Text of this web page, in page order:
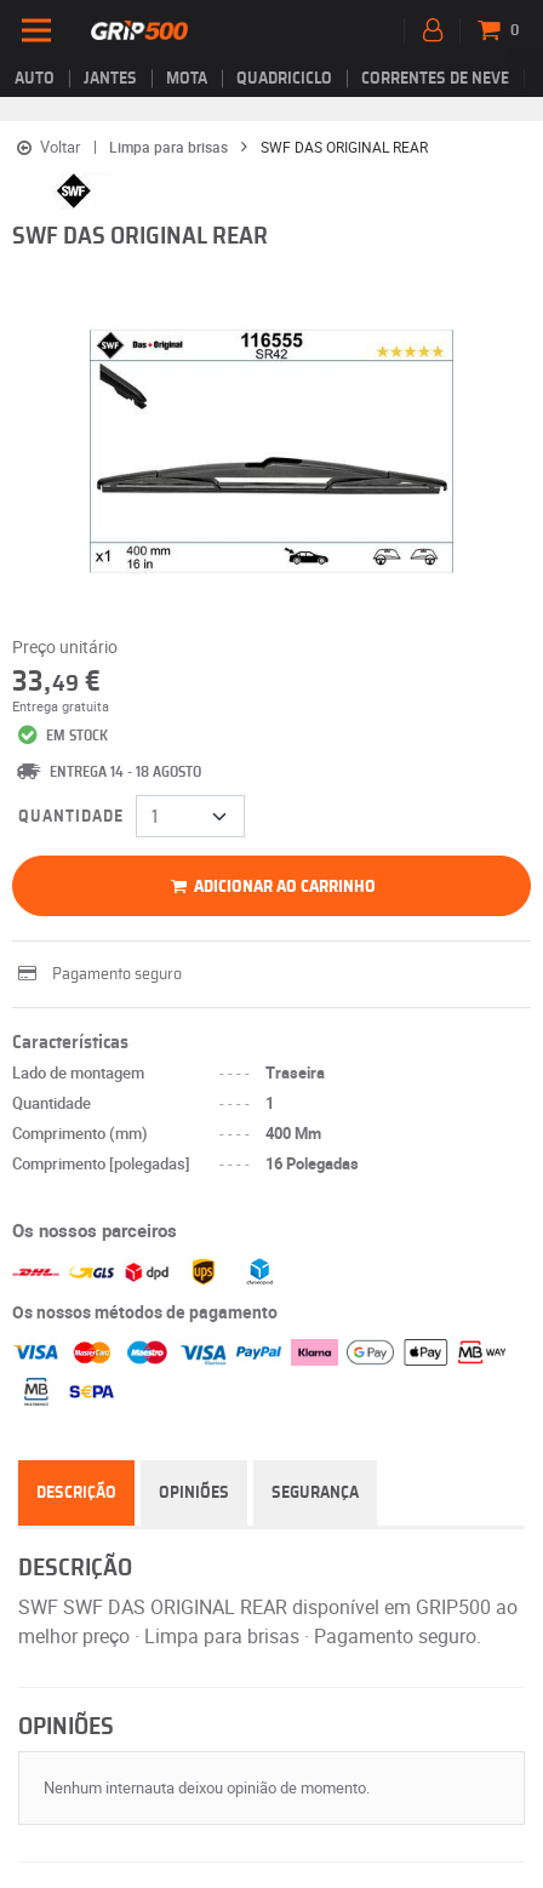
AUTO JANTES MOTA QUADRICICLO CORRENTES DE NEVE
0
Voltar Limpa para brisas SWF DAS ORIGINAL REAR
SWF DAS ORIGINAL REAR
Preço unitário
33,49 €
Entrega gratuita
EM STOCK
ENTREGA 14 - 18 AGOSTO
QUANTIDADE
ADICIONAR AO CARRINHO
Pagamento seguro
Características
Lado de montagem ----
Traseira
Quantidade
----
1
Comprimento (mm)
----
400 Mm
Comprimento [polegadas]
---- 16 Polegadas
Os nossos parceiros
Os nossos métodos de pagamento
DESCRIÇÃO OPINIÕES SEGURANÇA
DESCRIÇÃO
SWF SWF DAS ORIGINAL REAR disponível em GRIP500 ao
melhor preço · Limpa para brisas · Pagamento seguro.
OPINIÕES
Nenhum internauta deixou opinião de momento.